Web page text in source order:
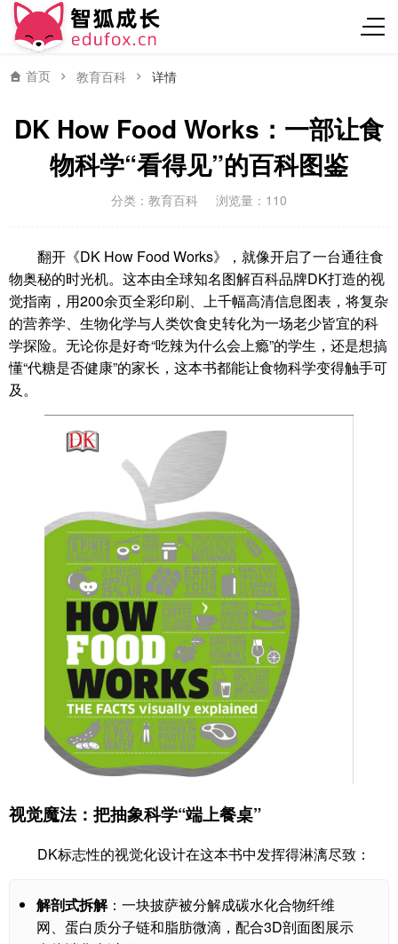
首页 教育百科 详情
DK How Food Works：一部让食
物科学“看得见”的百科图鉴
分类： 教育百科 浏览量：110
翻开《DK How Food Works》，就像开启了一台通往食
物奥秘的时光机。这本由全球知名图解百科品牌DK打造的视
觉指南，用200余页全彩印刷、上千幅高清信息图表，将复杂
的营养学、生物化学与人类饮食史转化为一场老少皆宜的科
学探险。无论你是好奇“吃辣为什么会上瘾”的学生，还是想搞
懂“代糖是否健康”的家长，这本书都能让食物科学变得触手可
及。
视觉魔法：把抽象科学“端上餐桌”
DK标志性的视觉化设计在这本书中发挥得淋漓尽致：
解剖式拆解：一块披萨被分解成碳水化合物纤维
网、蛋白质分子链和脂肪微滴，配合3D剖面图展示